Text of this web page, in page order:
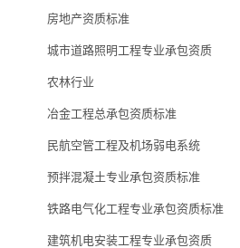
房地产资质标准
城市道路照明工程专业承包资质
农林行业
冶金工程总承包资质标准
民航空管工程及机场弱电系统
预拌混凝土专业承包资质标准
铁路电气化工程专业承包资质标准
建筑机电安装工程专业承包资质